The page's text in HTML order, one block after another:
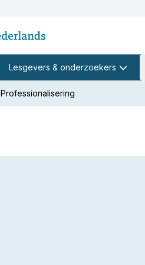
Lesgevers & onderzoekers
Professionalisering